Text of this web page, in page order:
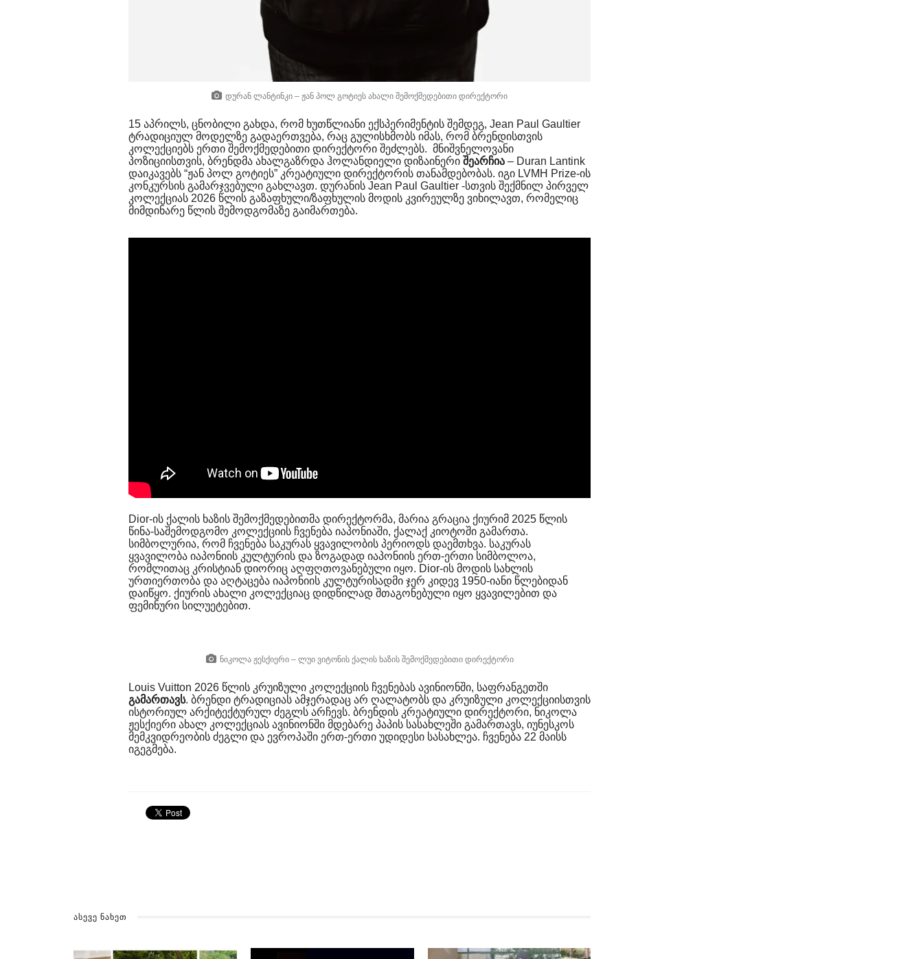
დურან ლანტინკი – ჟან პოლ გოტიეს ახალი შემოქმედებითი დირექტორი
15 აპრილს, ცნობილი გახდა, რომ ხუთწლიანი ექსპერიმენტის შემდეგ, Jean Paul Gaultier
ტრადიციულ მოდელზე გადაერთვება, რაც გულისხმობს იმას, რომ ბრენდისთვის
კოლექციებს ერთი შემოქმედებითი დირექტორი შეძლებს. მნიშვნელოვანი
პოზიციისთვის, ბრენდმა ახალგაზრდა ჰოლანდიელი დიზაინერი შეარჩია – Duran Lantink
დაიკავებს “ჟან პოლ გოტიეს” კრეატიული დირექტორის თანამდებობას. იგი LVMH Prize-ის
კონკურსის გამარჯვებული გახლავთ. დურანის Jean Paul Gaultier -სთვის შექმნილ პირველ
კოლექციას 2026 წლის გაზაფხული/ზაფხულის მოდის კვირეულზე ვიხილავთ, რომელიც
მიმდინარე წლის შემოდგომაზე გაიმართება.
Dior-ის ქალის ხაზის შემოქმედებითმა დირექტორმა, მარია გრაცია ქიურიმ 2025 წლის
წინა-საშემოდგომო კოლექციის ჩვენება იაპონიაში, ქალაქ კიოტოში გამართა.
სიმბოლურია, რომ ჩვენება საკურას ყვავილობის პერიოდს დაემთხვა. საკურას
ყვავილობა იაპონიის კულტურის და ზოგადად იაპონიის ერთ-ერთი სიმბოლოა,
რომლითაც კრისტიან დიორიც აღფღთოვანებული იყო. Dior-ის მოდის სახლის
ურთიერთობა და აღტაცება იაპონიის კულტურისადმი ჯერ კიდევ 1950-იანი წლებიდან
დაიწყო. ქიურის ახალი კოლექციაც დიდწილად შთაგონებული იყო ყვავილებით და
ფემინური სილუეტებით.
ნიკოლა ჟესქიერი – ლუი ვიტონის ქალის ხაზის შემოქმედებითი დირექტორი
Louis Vuitton 2026 წლის კრუიზული კოლექციის ჩვენებას ავინიონში, საფრანგეთში
გამართავს. ბრენდი ტრადიციას ამჯერადაც არ ღალატობს და კრუიზული კოლექციისთვის
ისტორიულ არქიტექტურულ ძეგლს არჩევს. ბრენდის კრეატიული დირექტორი, ნიკოლა
ჟესქიერი ახალ კოლექციას ავინიონში მდებარე პაპის სასახლეში გამართავს, იუნესკოს
მემკვიდრეობის ძეგლი და ევროპაში ერთ-ერთი უდიდესი სასახლეა. ჩვენება 22 მაისს
იგეგმება.
ᲐᲡᲔᲕᲔ ᲜᲐᲮᲔᲗ